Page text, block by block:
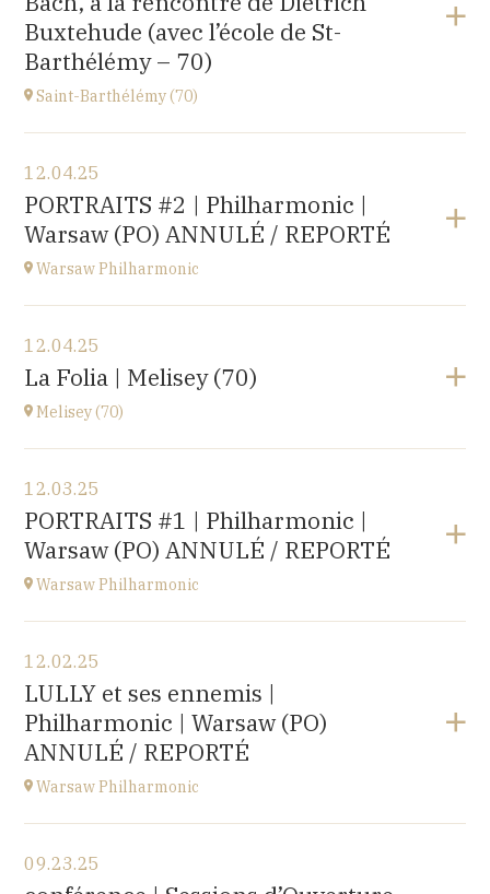
Go to site
Buxtehude (avec l’école de St-
Barthélémy – 70)
Saint-Barthélémy (70)
Gymnase,
1B Route de Ronchamp, 70270 Saint-Barthélemy
at15H
12.04.25
PORTRAITS #2 | Philharmonic |
Warsaw (PO) ANNULÉ / REPORTÉ
Warsaw Philharmonic
POLOGNE
at20H00
Buy your tickets
12.04.25
La Folia | Melisey (70)
Melisey (70)
Melisey (70)
at18H00
12.03.25
PORTRAITS #1 | Philharmonic |
Warsaw (PO) ANNULÉ / REPORTÉ
Warsaw Philharmonic
POLOGNE
at20H00
Buy your tickets
12.02.25
LULLY et ses ennemis |
Philharmonic | Warsaw (PO)
ANNULÉ / REPORTÉ
Warsaw Philharmonic
POLOGNE
09.23.25